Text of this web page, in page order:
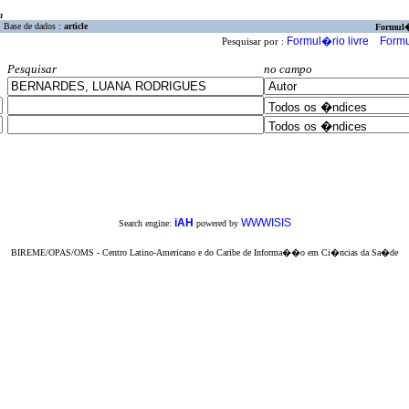
Base de dados : article
Pesquisar por : Formul�rio livre
Pesquisar
no campo
Search engine: iAH powered by WWWISIS
BIREME/OPAS/OMS - Centro Latino-Americano e do Caribe de Informa��o em Ci�ncias da Sa�de